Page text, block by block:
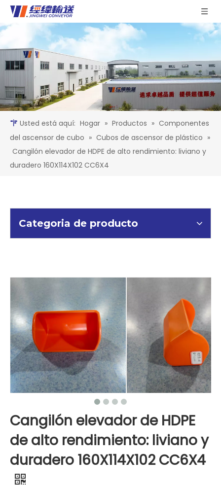
Usted está aquí: Hogar » Productos » Componentes
del ascensor de cubo » Cubos de ascensor de plástico »
Cangilón elevador de HDPE de alto rendimiento: liviano y
duradero 160X114X102 CC6X4
Categoria de producto
Cangilón elevador de HDPE
de alto rendimiento: liviano y
duradero 160X114X102 CC6X4